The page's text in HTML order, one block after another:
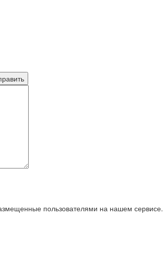
пользователями на нашем сервисе.